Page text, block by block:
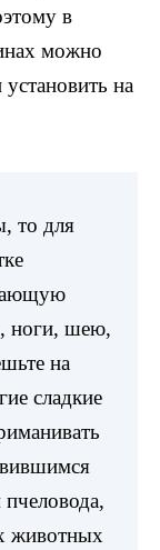
в
можно
на
то для
ноги, шею,
на
сладкие
животных